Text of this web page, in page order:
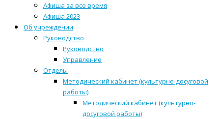
Афиша за все время
Афиша 2023
Об учреждении
Руководство
Руководство
Управление
Отделы
Методический кабинет (культурно-досуговой
работы)
Методический кабинет (культурно-
досуговой работы)